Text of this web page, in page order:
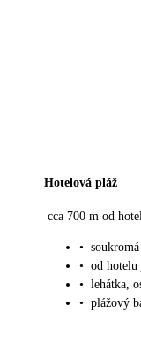
Hotelová pláž
cca 700 m od
•
• od hotelu
• lehátka,
• plážový